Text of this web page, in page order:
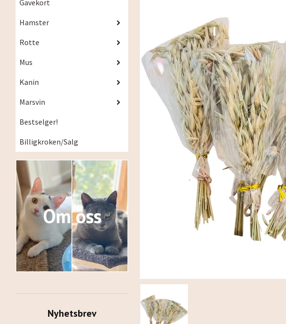
Gavekort
Hamster
Rotte
Mus
Kanin
Marsvin
Bestselger!
Billigkroken/Salg
Om oss
Nyhetsbrev